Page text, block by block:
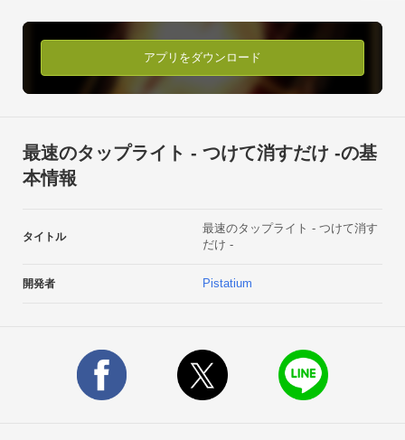
の2動作だけです。
実に手抜k… もとい洗練されたシンプルな照明アプリです。
余計な機能、画面がないので容量も動作も非常に軽いです。
容量にしてたった20KB程。本体に置いても邪魔になりませ
アプリのショートカットをホーム画面やロック画面に貼れ
ば、
照明点灯のランチャーとしても使えます。【更新情報】
* 点灯中スクリーンオフ無効
TapLightを利用していただきありがとうございます。
上記2点アプリの更新を行いました。
動作できるよう簡単な対策を施しました。
この更新でauのHTC Jとかでも光るようになります。
アプリをダウンロード
最速のタップライト - つけて消すだけ -の基
本情報
タイトル
最速のタップライト - つけて消す
だけ -
開発者 Pistatium